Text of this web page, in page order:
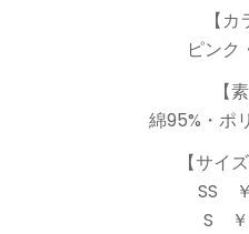
【カ
ピンク
【
綿95%・ポ
【サイ
SS
S ￥